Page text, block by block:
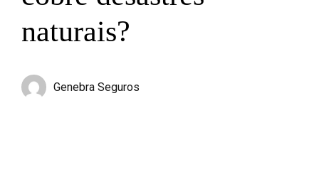
naturais?
Genebra Seguros